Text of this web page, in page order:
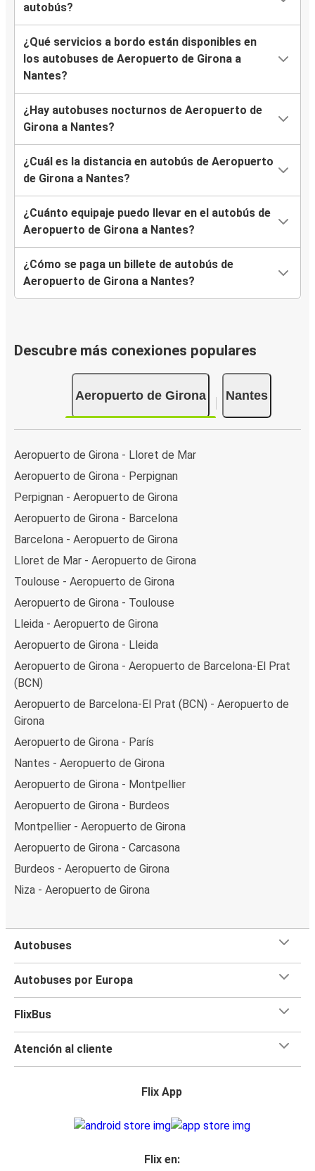
autobús?
¿Qué servicios a bordo están disponibles en
los autobuses de Aeropuerto de Girona a
Nantes?
¿Hay autobuses nocturnos de Aeropuerto de
Girona a Nantes?
¿Cuál es la distancia en autobús de Aeropuerto
de Girona a Nantes?
¿Cuánto equipaje puedo llevar en el autobús de
Aeropuerto de Girona a Nantes?
¿Cómo se paga un billete de autobús de
Aeropuerto de Girona a Nantes?
Descubre más conexiones populares
Aeropuerto de Girona Nantes
Aeropuerto de Girona - Lloret de Mar
Aeropuerto de Girona - Perpignan
Perpignan - Aeropuerto de Girona
Aeropuerto de Girona - Barcelona
Barcelona - Aeropuerto de Girona
Lloret de Mar - Aeropuerto de Girona
Toulouse - Aeropuerto de Girona
Aeropuerto de Girona - Toulouse
Lleida - Aeropuerto de Girona
Aeropuerto de Girona - Lleida
Aeropuerto de Girona - Aeropuerto de Barcelona-El Prat
(BCN)
Aeropuerto de Barcelona-El Prat (BCN) - Aeropuerto de
Girona
Aeropuerto de Girona - París
Nantes - Aeropuerto de Girona
Aeropuerto de Girona - Montpellier
Aeropuerto de Girona - Burdeos
Montpellier - Aeropuerto de Girona
Aeropuerto de Girona - Carcasona
Burdeos - Aeropuerto de Girona
Niza - Aeropuerto de Girona
Autobuses
Autobuses por Europa
FlixBus
Atención al cliente
Flix App
Flix en: